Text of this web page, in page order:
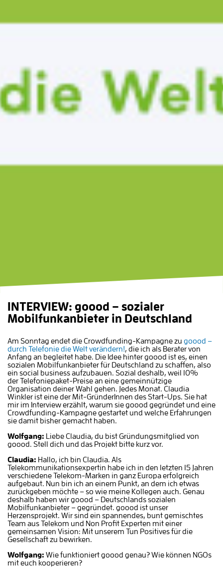
INTERVIEW: goood – sozialer
Mobilfunkanbieter in Deutschland
Am Sonntag endet die Crowdfunding-Kampagne zu goood –
durch Telefonie die Welt verändern!, die ich als Berater von
Anfang an begleitet habe. Die Idee hinter goood ist es, einen
sozialen Mobilfunkanbieter für Deutschland zu schaffen, also
ein social business aufzubauen. Sozial deshalb, weil 10%
derTelefoniepaket-Preise an eine gemeinnützige
Organisation deiner Wahl gehen. Jedes Monat. Claudia
Winkler ist eine der Mit-GründerInnen des Start-Ups. Sie hat
mir im Interview erzählt, warum sie goood gegründet und eine
Crowdfunding-Kampagne gestartet und welche Erfahrungen
sie damit bisher gemacht haben.
Wolfgang: Liebe Claudia, du bist Gründungsmitglied von
goood. Stell dich und das Projekt bitte kurz vor.
Claudia: Hallo, ich bin Claudia. Als
Telekommunikationsexpertin habe ich in den letzten 15 Jahren
verschiedene Telekom-Marken in ganz Europa erfolgreich
aufgebaut. Nun bin ich an einem Punkt, an dem ich etwas
zurückgeben möchte – so wie meine Kollegen auch. Genau
deshalb haben wir goood – Deutschlands sozialen
Mobilfunkanbieter – gegründet. goood ist unser
Herzensprojekt. Wir sind ein spannendes, bunt gemischtes
Team aus Telekom und Non Profit Experten mit einer
gemeinsamen Vision: Mit unserem Tun Positives für die
Gesellschaft zu bewirken.
Wolfgang: Wie funktioniert goood genau? Wie können NGOs
mit euch kooperieren?